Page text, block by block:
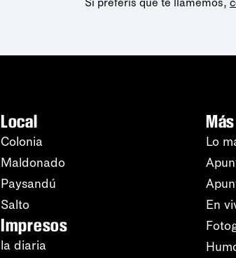
Local
Colonia
Maldonado
Paysandú
Salto
Impresos
la diaria
Más
Lo
En